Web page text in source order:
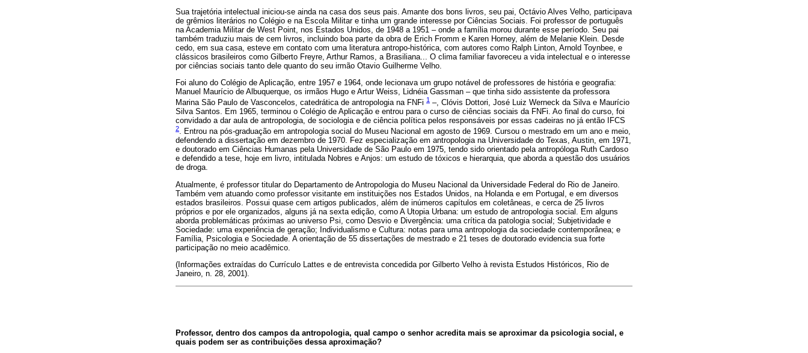
Sua trajetória intelectual iniciou-se ainda na casa dos seus pais. Amante dos bons livros, seu pai, Octávio Alves Velho, participava
de grêmios literários no Colégio e na Escola Militar e tinha um grande interesse por Ciências Sociais. Foi professor de português
na Academia Militar de West Point, nos Estados Unidos, de 1948 a 1951 – onde a família morou durante esse período. Seu pai
também traduziu mais de cem livros, incluindo boa parte da obra de Erich Fromm e Karen Horney, além de Melanie Klein. Desde
cedo, em sua casa, esteve em contato com uma literatura antropo-histórica, com autores como Ralph Linton, Arnold Toynbee, e
clássicos brasileiros como Gilberto Freyre, Arthur Ramos, a Brasiliana... O clima familiar favoreceu a vida intelectual e o interesse
por ciências sociais tanto dele quanto do seu irmão Otavio Guilherme Velho.
Foi aluno do Colégio de Aplicação, entre 1957 e 1964, onde lecionava um grupo notável de professores de história e geografia:
Manuel Maurício de Albuquerque, os irmãos Hugo e Artur Weiss, Lidnéia Gassman – que tinha sido assistente da professora
Marina São Paulo de Vasconcelos, catedrática de antropologia na FNFi 1 –, Clóvis Dottori, José Luiz Werneck da Silva e Maurício
Silva Santos. Em 1965, terminou o Colégio de Aplicação e entrou para o curso de ciências sociais da FNFi. Ao final do curso, foi
convidado a dar aula de antropologia, de sociologia e de ciência política pelos responsáveis por essas cadeiras no já então IFCS
2. Entrou na pós-graduação em antropologia social do Museu Nacional em agosto de 1969. Cursou o mestrado em um ano e meio,
defendendo a dissertação em dezembro de 1970. Fez especialização em antropologia na Universidade do Texas, Austin, em 1971,
e doutorado em Ciências Humanas pela Universidade de São Paulo em 1975, tendo sido orientado pela antropóloga Ruth Cardoso
e defendido a tese, hoje em livro, intitulada Nobres e Anjos: um estudo de tóxicos e hierarquia, que aborda a questão dos usuários
de droga.
Atualmente, é professor titular do Departamento de Antropologia do Museu Nacional da Universidade Federal do Rio de Janeiro.
Também vem atuando como professor visitante em instituições nos Estados Unidos, na Holanda e em Portugal, e em diversos
estados brasileiros. Possui quase cem artigos publicados, além de inúmeros capítulos em coletâneas, e cerca de 25 livros
próprios e por ele organizados, alguns já na sexta edição, como A Utopia Urbana: um estudo de antropologia social. Em alguns
aborda problemáticas próximas ao universo Psi, como Desvio e Divergência: uma crítica da patologia social; Subjetividade e
Sociedade: uma experiência de geração; Individualismo e Cultura: notas para uma antropologia da sociedade contemporânea; e
Família, Psicologia e Sociedade. A orientação de 55 dissertações de mestrado e 21 teses de doutorado evidencia sua forte
participação no meio acadêmico.
(Informações extraídas do Currículo Lattes e de entrevista concedida por Gilberto Velho à revista Estudos Históricos, Rio de
Janeiro, n. 28, 2001).
Professor, dentro dos campos da antropologia, qual campo o senhor acredita mais se aproximar da psicologia social, e
quais podem ser as contribuições dessa aproximação?